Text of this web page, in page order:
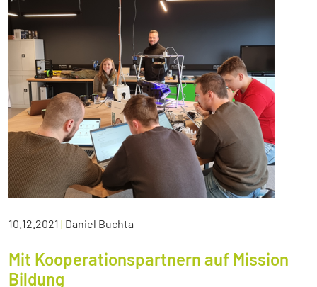
10.12.2021 | Daniel Buchta
Mit Kooperationspartnern auf Mission
Bildung